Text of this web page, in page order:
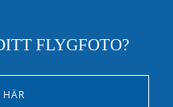
FLYGFOTO?
HÄR